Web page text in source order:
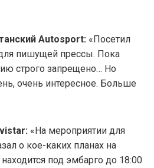
Autosport: «Посетил
пишущей прессы. Пока
строго запрещено… Но
очень интересное. Больше
«На мероприятии для
о кое-каких планах на
под эмбарго до 18:00